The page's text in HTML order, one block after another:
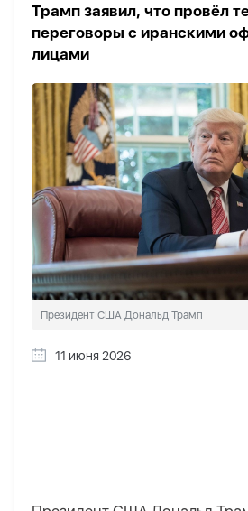
Трамп заявил, что провёл
переговоры с иранскими
лицами
Президент США Дональд Трамп
11 июня 2026